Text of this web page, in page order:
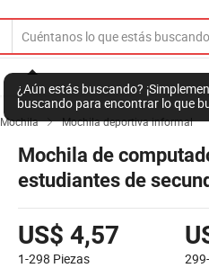
¿Aún estás buscando?
buscando para encontrar lo que
Mochila  Mochila deportiva informal
Mochila de
estudiantes de
US$ 4,57
1-298 Piezas